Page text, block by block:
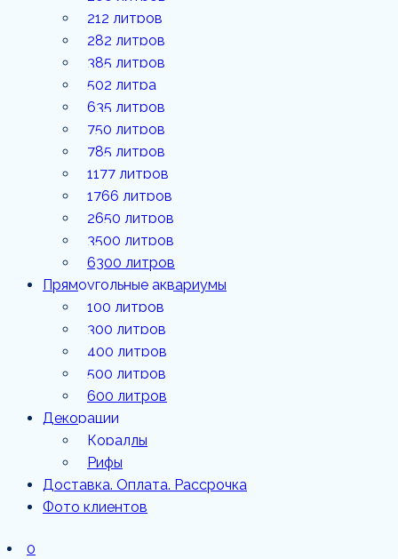
1177
1766
литров
2650
литров
3500
литров
6300
литров
212 литров
282 литров
385 литров
502 литра
635 литров
750 литров
785 литров
1177 литров
1766 литров
2650 литров
3500 литров
6300 литров
Прямоугольные аквариумы
100 литров
300 литров
400 литров
500 литров
600 литров
Декорации
Кораллы
Рифы
Доставка. Оплата. Рассрочка
Фото клиентов
0